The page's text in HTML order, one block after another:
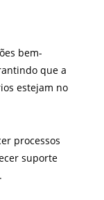
bem-
que a
estejam no
processos
suporte